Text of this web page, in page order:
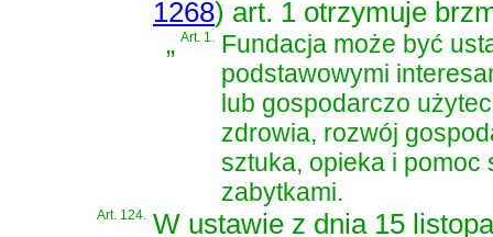
1268) art. 1 otrzymuje
„Art. 1. Fundacja może być
podstawowymi
lub gospodarczo
zdrowia, rozwój
sztuka, opieka i pomoc
zabytkami.
Art. 124. W ustawie z dnia 15